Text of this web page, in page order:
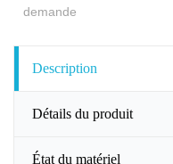
Description
Détails du produit
État du matériel